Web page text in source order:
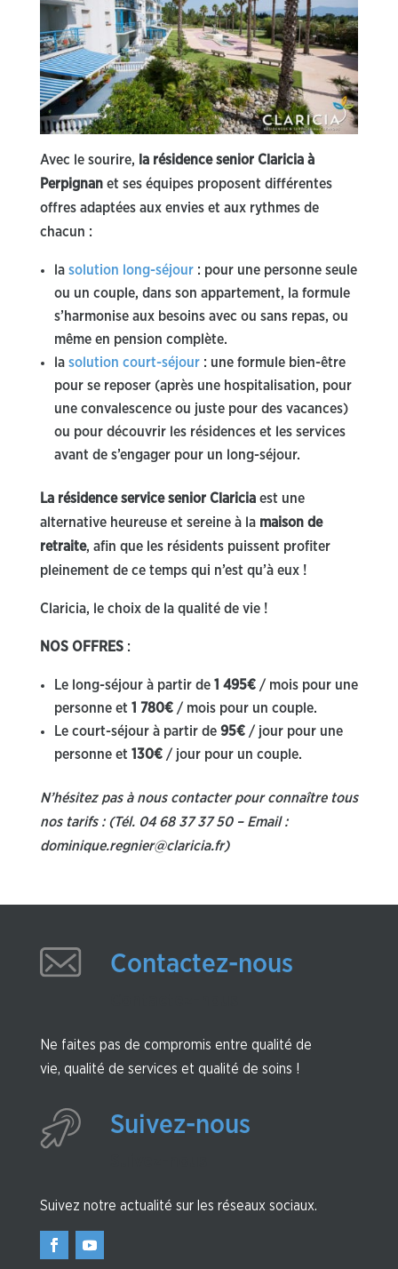
Avec le sourire, la résidence senior Claricia à
Perpignanet ses équipes proposent différentes
offres adaptées aux envies et aux rythmes de
chacun :
la solution long-séjour : pour une personne seule
ou un couple, dans son appartement, la formule
s’harmonise aux besoins avec ou sans repas, ou
même en pension complète.
la solution court-séjour: une formule bien-être
pour se reposer (après une hospitalisation, pour
une convalescence ou juste pour des vacances)
ou pour découvrir les résidences et les services
avant de s’engager pour un long-séjour.
La résidence service senior Claricia est une
alternative heureuse et sereine à la maison de
retraite, afin que les résidents puissent profiter
pleinement de ce temps qui n’est qu’à eux !
Claricia, le choix de la qualité de vie !
NOS OFFRES:
Le long-séjour à partir de1 495€/ mois pour une
personne et 1 780€/ mois pour un couple.
Le court-séjour à partir de 95€/ jour pour une
personne et 130€/ jour pour un couple.
N’hésitez pas à nous contacter pour connaître tous
nos tarifs : (Tél. 04 68 37 37 50 – Email :
dominique.regnier@claricia.fr)
Contactez-nous
Ne faites pas de compromis entre qualité de
vie, qualité de services et qualité de soins !
Suivez-nous
Suivez notre actualité sur les réseaux sociaux.